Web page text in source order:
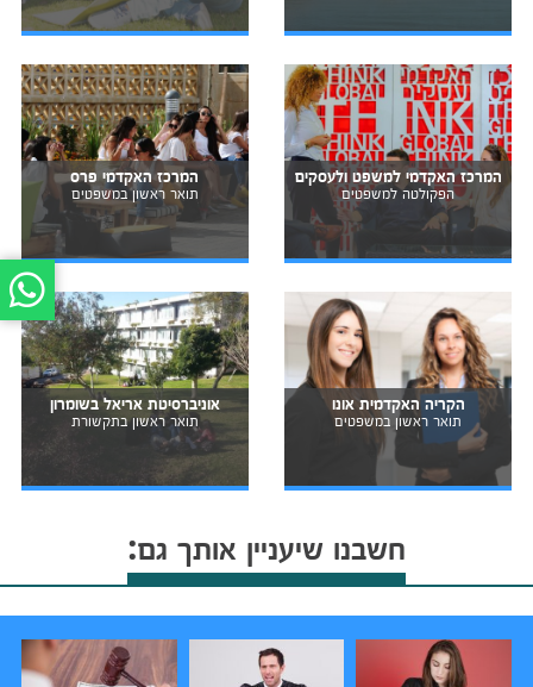
המרכז האקדמי למשפט ולעסקים
הפקולטה למשפטים
המרכז האקדמי פרס
תואר ראשון במשפטים
הקריה האקדמית אונו
תואר ראשון במשפטים
אוניברסיטת אריאל בשומרון
תואר ראשון בתקשורת
חשבנו שיעניין אותך גם: